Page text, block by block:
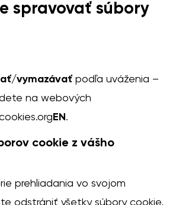
spravovať súbory
vymazávať podľa uváženia –
na webových
EN .
cookie z vášho
prehliadania vo svojom
odstrániť všetky súbory cookie,